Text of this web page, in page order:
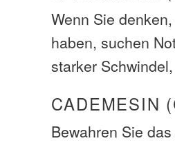
Wenn Sie
haben, suchen
starker
CADEMESIN
Bewahren Sie